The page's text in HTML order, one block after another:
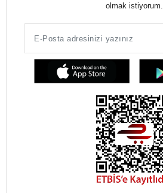
olmak istiyorum.